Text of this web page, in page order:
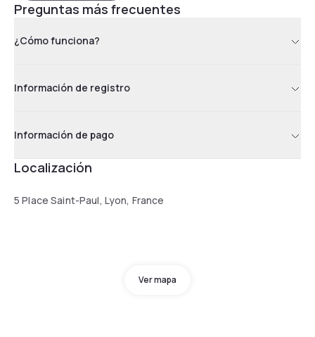
Preguntas más frecuentes
¿Cómo funciona?
Información de registro
Información de pago
Localización
5 Place Saint-Paul, Lyon, France
Ver mapa